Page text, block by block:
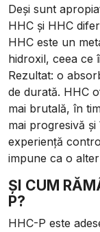
Deși sunt
HHC și HHC
HHC este un
hidroxil, ceea ce
Rezultat: o
de durată. HHC
mai brutală, în
mai progresivă
experiență
impune ca o
ȘI CUM
P?
HHC-P este